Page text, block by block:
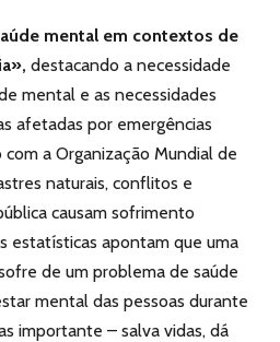
mental em contextos de
destacando a necessidade
mental e as necessidades
afetadas por emergências
a Organização Mundial de
naturais, conflitos e
causam sofrimento
estatísticas apontam que uma
de um problema de saúde
mental das pessoas durante
importante – salva vidas, dá